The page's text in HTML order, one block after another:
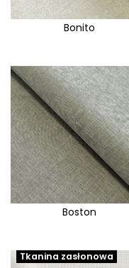
London
London Em
Loop
Lord
Loris
Lotta
Lotus E
Louis
Lounge
Luna
Bonito
Boston
Tkanina zasłonowa